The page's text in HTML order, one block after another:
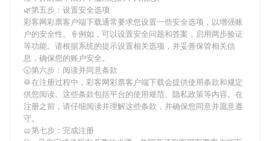
🌿第五步：设置安全选项
彩客网彩票客户端下载通常要求您设置一些安全选项，以增强账
户的安全性。🍦例如，可以设置安全问题和答案，启用两步验证
等功能。请根据系统的提示设置相关选项，并妥善保管相关信
息，确保您的账户安全。
🕣第六步：阅读并同意条款
🥁在注册过程中， 彩客网彩票客户端下载会提供使用条款和规定
供您阅读。这些条款包括平台的使用规范、隐私政策等内容。在
注册之前，请仔细阅读并理解这些条款，并确保您同意并愿意遵
守。
🥨第七步：完成注册